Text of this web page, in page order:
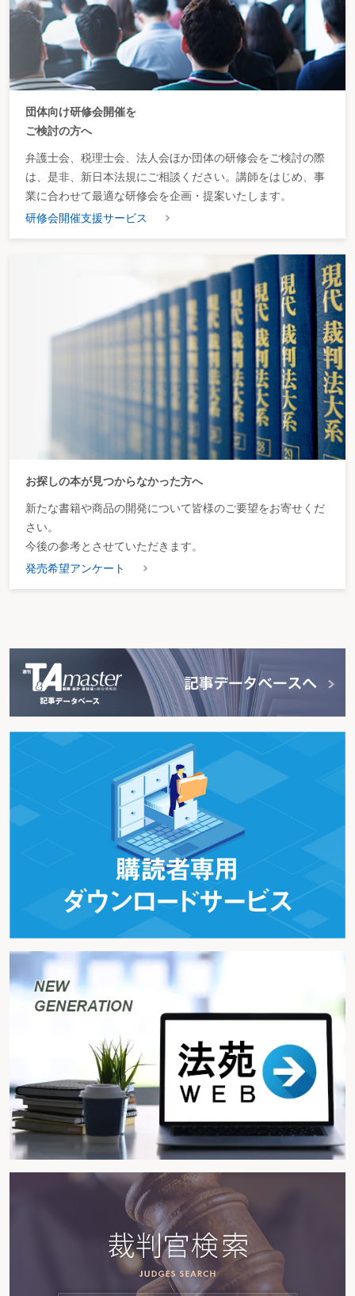
団体向け研修会開催を
ご検討の方へ
弁護士会、税理士会、法人会ほか団体の研修会をご検討の際
は、是非、新日本法規にご相談ください。講師をはじめ、事
業に合わせて最適な研修会を企画・提案いたします。
研修会開催支援サービス
お探しの本が見つからなかった方へ
新たな書籍や商品の開発について皆様のご要望をお寄せくだ
さい。
今後の参考とさせていただきます。
発売希望アンケート